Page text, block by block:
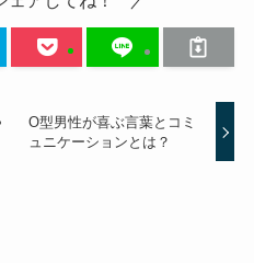
O型男性が喜ぶ言葉とコミ
ュニケーションとは？